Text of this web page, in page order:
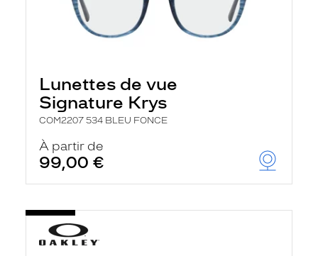
Lunettes de vue
Signature Krys
COM2207 534 BLEU FONCE
À partir de
99,00 €